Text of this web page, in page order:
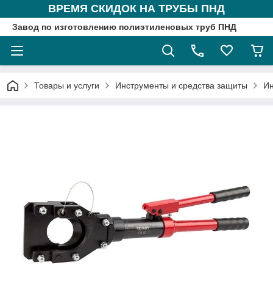
ВРЕМЯ СКИДОК НА ТРУБЫ ПНД
Завод по изготовлению полиэтиленовых труб ПНД
Товары и услуги Инструменты и средства защиты